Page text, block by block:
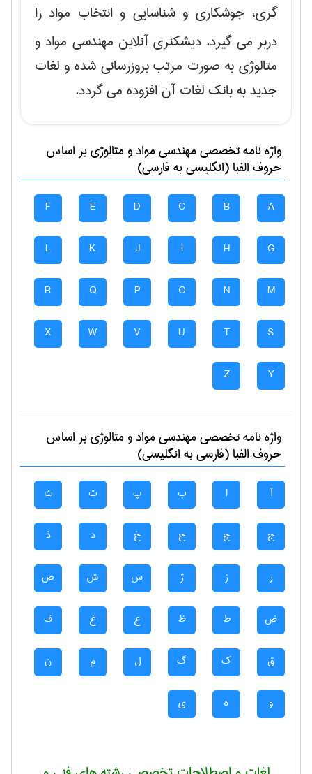
گری، جوشکاری و شناسایی و انتخاب مواد را
دربر می گیرد. دیشکنری آنلاین مهندسی مواد و
متالوژی به صورت مرتب بروزرسانی شده و لغات
جدید به بانک لغات آن افزوده می گردد.
واژه نامه تخصصیمهندسی مواد و متالوژیبر اساس
حروف الفبا (انگلیسی به فارسی)
A
B
C
D
E
F
G
H
I
J
K
L
M
N
O
P
Q
R
S
T
U
V
W
X
Y
Z
واژه نامه تخصصیمهندسی مواد و متالوژیبر اساس
حروف الفبا (فارسی به انگلیسی)
آ ا ب پ ت ث
ج چ ح خ د ذ
ر ز ژ س ش ص
ض ط ظ ع غ ف
ق ک گ ل م ن
و ه ی